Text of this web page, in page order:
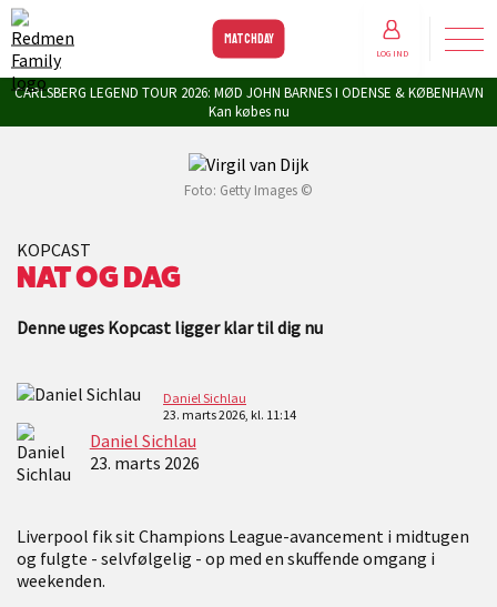
MATCHDAY
LOG IND
CARLSBERG LEGEND TOUR 2026: MØD JOHN BARNES I ODENSE & KØBENHAVN
Kan købes nu
Foto: Getty Images ©
KOPCAST
NAT OG DAG
Denne uges Kopcast ligger klar til dig nu
Daniel Sichlau
23. marts 2026, kl. 11:14
Daniel Sichlau
23. marts 2026
Liverpool fik sit Champions League-avancement i midtugen
og fulgte - selvfølgelig - op med en skuffende omgang i
weekenden.